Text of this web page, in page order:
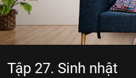
Tập 27. Sinh nhật